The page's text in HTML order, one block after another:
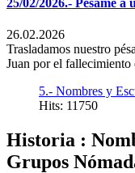
26.02.2026
Trasladamos nuestro
Juan por el
5.- Nombres y
Hits: 11750
Historia :
Grupos